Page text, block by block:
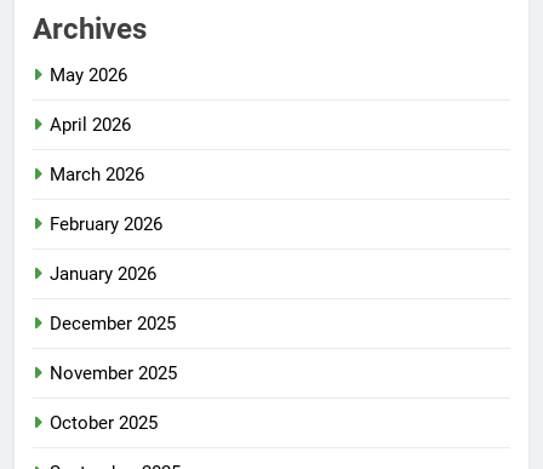
Archives
May 2026
April 2026
March 2026
February 2026
January 2026
December 2025
November 2025
October 2025